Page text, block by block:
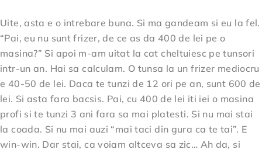
Uite, asta e o intrebare buna. Si ma gandeam si eu la fel.
“Pai, eu nu sunt frizer, de ce as da 400 de lei pe o
masina?” Si apoi m-am uitat la cat cheltuiesc pe tunsori
intr-un an. Hai sa calculam. O tunsa la un frizer mediocru
e 40-50 de lei. Daca te tunzi de 12 ori pe an, sunt 600 de
lei. Si asta fara bacsis. Pai, cu 400 de lei iti iei o masina
profi si te tunzi 3 ani fara sa mai platesti. Si nu mai stai
la coada. Si nu mai auzi “mai taci din gura ca te tai”. E
win-win. Dar stai, ca voiam altceva sa zic… Ah da, si